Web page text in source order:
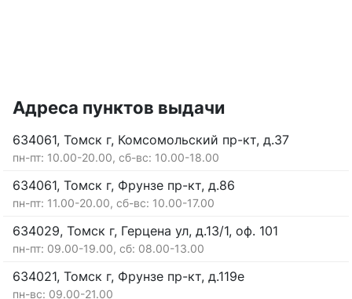
Адреса пунктов выдачи
634061, Томск г, Комсомольский пр-кт, д.37
пн-пт: 10.00-20.00, сб-вс: 10.00-18.00
634061, Томск г, Фрунзе пр-кт, д.86
пн-пт: 11.00-20.00, сб-вс: 10.00-17.00
634029, Томск г, Герцена ул, д.13/1, оф. 101
пн-пт: 09.00-19.00, сб: 08.00-13.00
634021, Томск г, Фрунзе пр-кт, д.119е
пн-вс: 09.00-21.00